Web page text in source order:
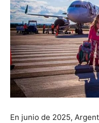
En junio de 2025,